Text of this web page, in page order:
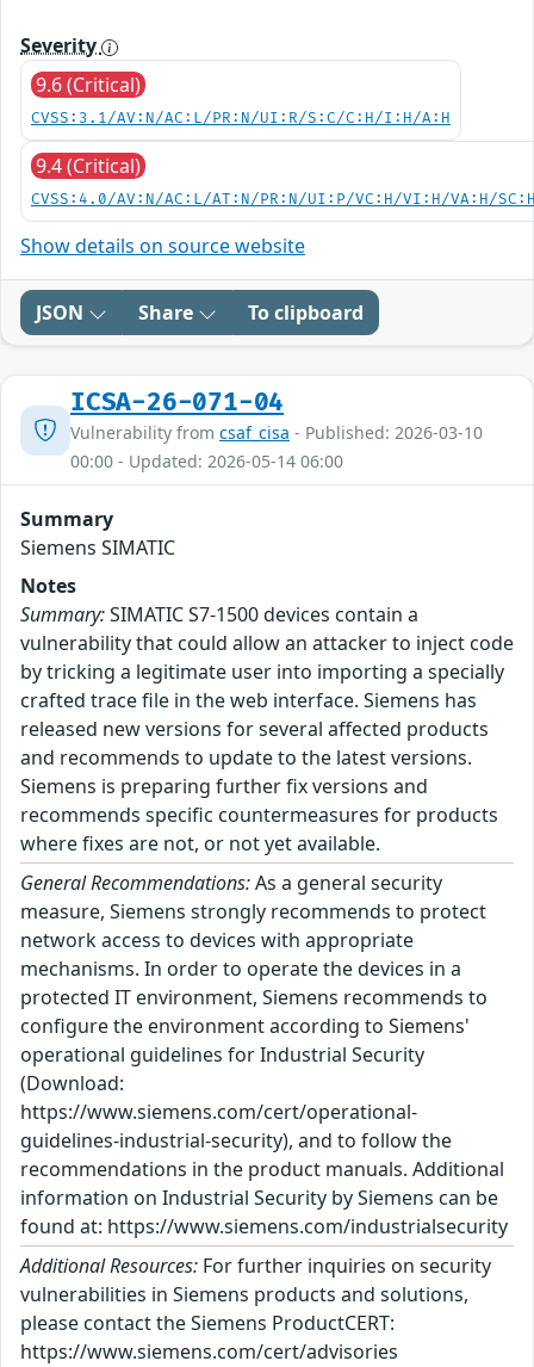
Severity
9.6 (Critical)
CVSS:3.1/AV:N/AC:L/PR:N/UI:R/S:C/C:H/I:H/A:H
9.4 (Critical)
CVSS:4.0/AV:N/AC:L/AT:N/PR:N/UI:P/VC:H/VI:H/VA:H/
Show details on source website
JSON Share To clipboard
ICSA-26-071-04
Vulnerability from csaf_cisa - Published: 2026-03-10
00:00 - Updated: 2026-05-14 06:00
Summary
Siemens SIMATIC
Notes
Summary:SIMATIC S7-1500 devices contain a
vulnerability that could allow an attacker to inject code
by tricking a legitimate user into importing a specially
crafted trace file in the web interface. Siemens has
released new versions for several affected products
and recommends to update to the latest versions.
Siemens is preparing further fix versions and
recommends specific countermeasures for products
where fixes are not, or not yet available.
General Recommendations:As a general security
measure, Siemens strongly recommends to protect
network access to devices with appropriate
mechanisms. In order to operate the devices in a
protected IT environment, Siemens recommends to
configure the environment according to Siemens'
operational guidelines for Industrial Security
(Download:
https://www.siemens.com/cert/operational-
guidelines-industrial-security), and to follow the
recommendations in the product manuals. Additional
information on Industrial Security by Siemens can be
found at: https://www.siemens.com/industrialsecurity
Additional Resources: For further inquiries on security
vulnerabilities in Siemens products and solutions,
please contact the Siemens ProductCERT:
https://www.siemens.com/cert/advisories